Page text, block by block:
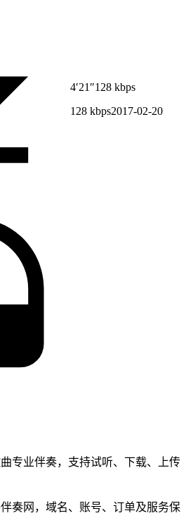
4′21″128 kbps
128 kbps2017-02-20
专业伴奏，支持试听、下载、上传
奏网 ，域名、账号、订单及服务保